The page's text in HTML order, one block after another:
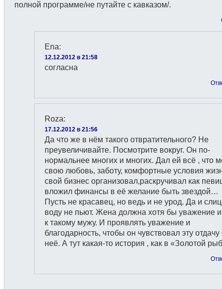
полной программе/не путайте с кавказом/.
Ena:
12.12.2012 в 21:58
согласна
Roza:
17.12.2012 в 21:56
Да что же в нём такого отвратительного? Не
преувеличивайте. Посмотрите вокруг. Он по-
нормальнее многих и многих. Дал ей всё , что
свою любовь, заботу, комфортные условия
свой бизнес организовал,раскручивал как
вложил финансы в её желание быть звездой…
Пусть не красавец, но ведь и не урод. Да и
воду не пьют. Жена должна хотя бы уважение
к такому мужу. И проявлять уважение и
благодарность, чтобы он чувствовал эту отдачу
неё. А тут какая-то история , как в «Золотой